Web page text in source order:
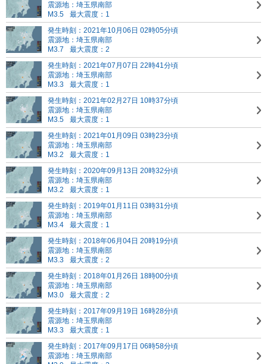
震源地：埼玉県南部
M3.5
最大震度：1
発生時刻：2021年10月06日 02時05分頃
震源地：埼玉県南部
M3.7
最大震度：2
発生時刻：2021年07月07日 22時41分頃
震源地：埼玉県南部
M3.3
最大震度：1
発生時刻：2021年02月27日 10時37分頃
震源地：埼玉県南部
M3.5
最大震度：1
発生時刻：2021年01月09日 03時23分頃
震源地：埼玉県南部
M3.2
最大震度：1
発生時刻：2020年09月13日 20時32分頃
震源地：埼玉県南部
M3.2
最大震度：1
発生時刻：2019年01月11日 03時31分頃
震源地：埼玉県南部
M3.4
最大震度：1
発生時刻：2018年06月04日 20時19分頃
震源地：埼玉県南部
M3.3
最大震度：2
発生時刻：2018年01月26日 18時00分頃
震源地：埼玉県南部
M3.0
最大震度：2
発生時刻：2017年09月19日 16時28分頃
震源地：埼玉県南部
M3.3
最大震度：1
発生時刻：2017年09月17日 06時58分頃
震源地：埼玉県南部